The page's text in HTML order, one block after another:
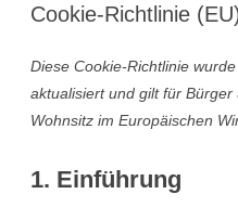
Cookie-Richtlinie
Diese Cookie-Richtlinie
aktualisiert und gilt für
Wohnsitz im Europäischen
1. Einführung